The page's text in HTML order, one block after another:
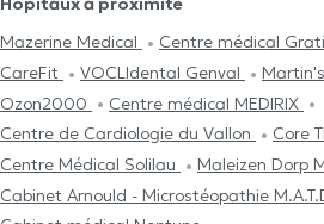
Mazerine Medical
Centre médical
CareFit
VOCLIdental Genval
Ozon2000
Centre médical MEDIRIX
Centre de Cardiologie du Vallon
Core
Centre Médical Solilau
Maleizen Dorp
Cabinet Arnould - Microstéopathie